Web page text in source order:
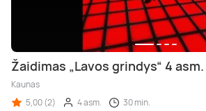
Žaidimas „Lavos grindys“ 4 asm.
Kaunas
5,00 (2)
4 asm. 30 min.